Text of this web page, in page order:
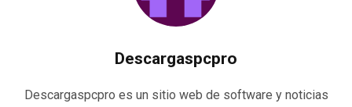
Descargaspcpro
Descargaspcpro es un sitio web de software y noticias